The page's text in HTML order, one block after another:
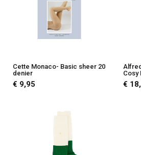
Cette Monaco- Basic sheer 20
denier
€ 9,95
Cosy
€